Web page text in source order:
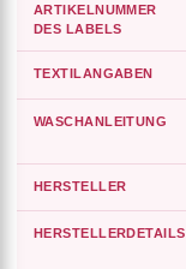
ARTIKELNUMMER
DES LABELS
TEXTILANGABEN
WASCHANLEITUNG
HERSTELLER
HERSTELLERDETAILS